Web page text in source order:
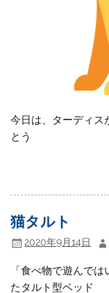
今日は、ターディ
とう
猫タルト
2020年9月14日
「食べ物で遊んで
たタルト型ベッド